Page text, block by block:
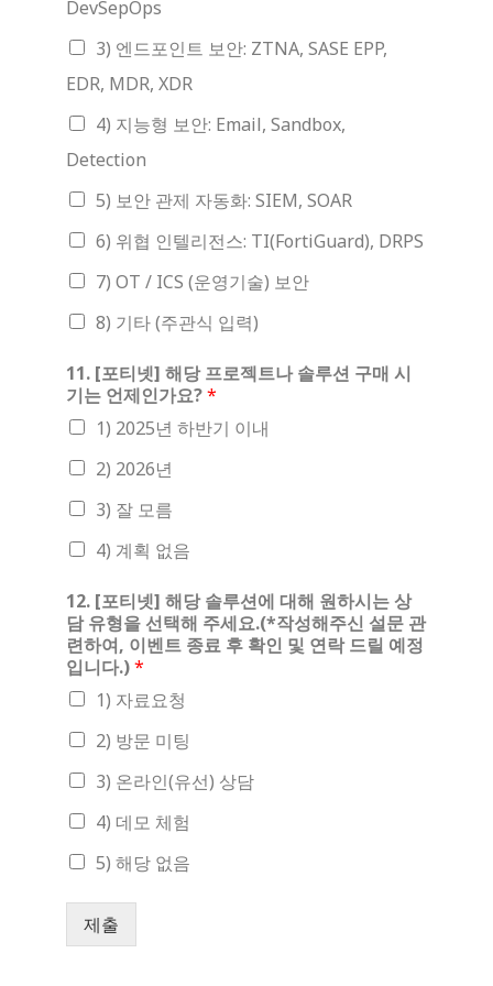
DevSepOps
3) 엔드포인트 보안: ZTNA, SASE EPP,
EDR, MDR, XDR
4) 지능형 보안: Email, Sandbox,
Detection
5) 보안 관제 자동화: SIEM, SOAR
6) 위협 인텔리전스: TI(FortiGuard), DRPS
7) OT / ICS (운영기술) 보안
8) 기타 (주관식 입력)
11. [포티넷] 해당 프로젝트나 솔루션 구매 시
기는 언제인가요?*
1) 2025년 하반기 이내
2) 2026년
3) 잘 모름
4) 계획 없음
12. [포티넷] 해당 솔루션에 대해 원하시는 상
담 유형을 선택해 주세요.(*작성해주신 설문 관
련하여, 이벤트 종료 후 확인 및 연락 드릴 예정
입니다.)*
1) 자료요청
2) 방문 미팅
3) 온라인(유선) 상담
4) 데모 체험
5) 해당 없음
제출